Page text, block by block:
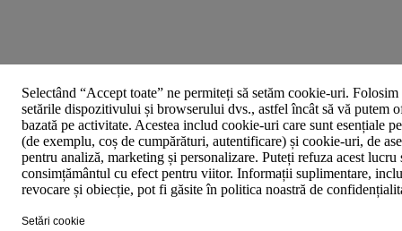
Selectând “Accept toate” ne permiteți să setăm cookie-uri.
setările dispozitivului și browserului dvs., astfel încât să vă putem
bazată pe activitate. Acestea includ cookie-uri care sunt esențiale
(de exemplu, coș de cumpărături, autentificare) și cookie-uri, de
pentru analiză, marketing și personalizare. Puteți refuza acest
consimțământul cu efect pentru viitor. Informații suplimentare,
revocare și obiecție, pot fi găsite în politica noastră de
Setări cookie